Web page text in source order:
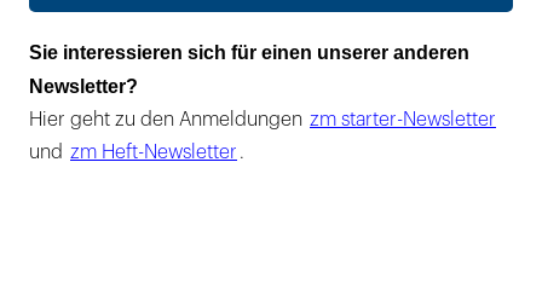
Sie interessieren sich für einen unserer anderen
Newsletter?
Hier geht zu den Anmeldungen zm starter-Newsletter
und zm Heft-Newsletter .